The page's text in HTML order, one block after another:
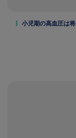
小児期の高血圧は